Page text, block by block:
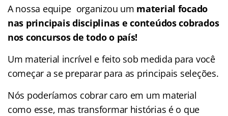
A nossa equipe organizou um material focado
nas principais disciplinas e conteúdos cobrados
nos concursos de todo o país!
Um material incrível e feito sob medida para você
começar a se preparar para as principais seleções.
Nós poderíamos cobrar caro em um material
como esse, mas transformar histórias é o que